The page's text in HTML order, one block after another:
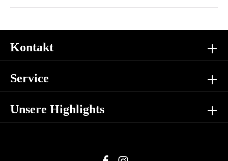
Unsere Highlights
Kontakt
Service